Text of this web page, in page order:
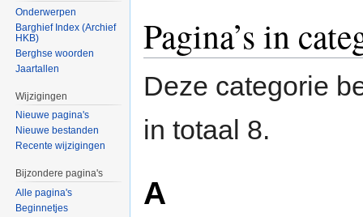
Pagina’s in
Deze categorie
in totaal 8.
A
Onderwerpen
Barghief Index (Archief
HKB)
Berghse woorden
Jaartallen
Wijzigingen
Nieuwe pagina's
Nieuwe bestanden
Recente wijzigingen
Bijzondere pagina's
Alle pagina's
Beginnetjes